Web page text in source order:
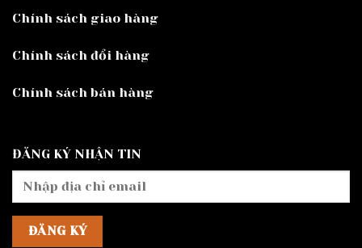
Chính sách giao hàng
Chính sách đổi hàng
Chính sách bán hàng
ĐĂNG KÝ NHẬN TIN